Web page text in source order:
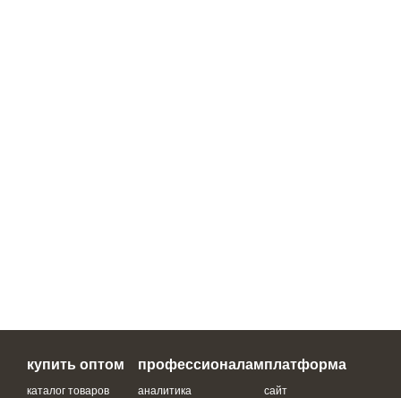
купить оптом
каталог товаров
профессионалам
аналитика
платформа
сайт